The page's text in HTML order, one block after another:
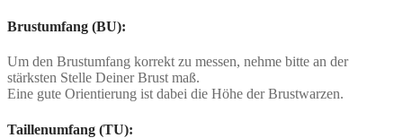
Brustumfang (BU):
Um den Brustumfang korrekt zu messen, nehme bitte an der
stärksten Stelle Deiner Brust maß.
Eine gute Orientierung ist dabei die Höhe der Brustwarzen.
Taillenumfang (TU):